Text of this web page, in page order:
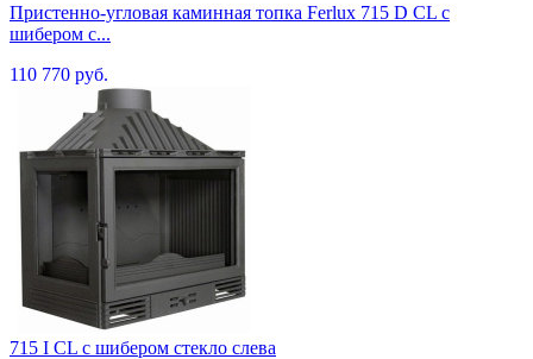
Пристенно-угловая каминная топка Ferlux 715 D CL с
шибером с...
110 770 руб.
715 I CL с шибером стекло слева